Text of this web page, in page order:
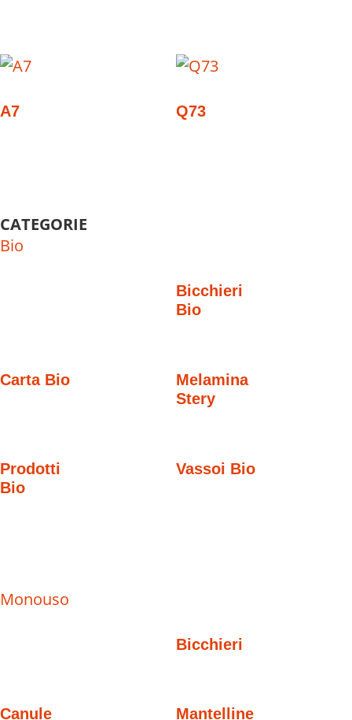
A7 Q73
CATEGORIE
Bio
Bicchieri
Bio
Carta Bio
Melamina
Stery
Prodotti
Bio
Vassoi Bio
Monouso
Bicchieri
Canule Mantelline